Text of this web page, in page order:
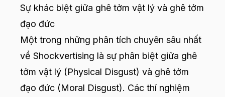
Sự khác biệt giữa ghê tởm vật lý và ghê tởm
đạo đức
Một trong những phân tích chuyên sâu nhất
về Shockvertising là sự phân biệt giữa ghê
tởm vật lý (Physical Disgust) và ghê tởm
đạo đức (Moral Disgust). Các thí nghiệm